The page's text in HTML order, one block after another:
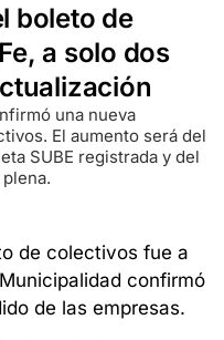
boleto de
a solo dos
una nueva
El aumento será del
SUBE registrada y del